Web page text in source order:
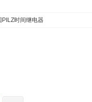
PILZ时间继电器